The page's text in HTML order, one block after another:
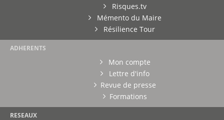
Risques.tv
Mémento du Maire
Résilience Tour
ADHERENTS
Mon compte
Lettre d'info
Revue de presse
Formations
RESEAUX